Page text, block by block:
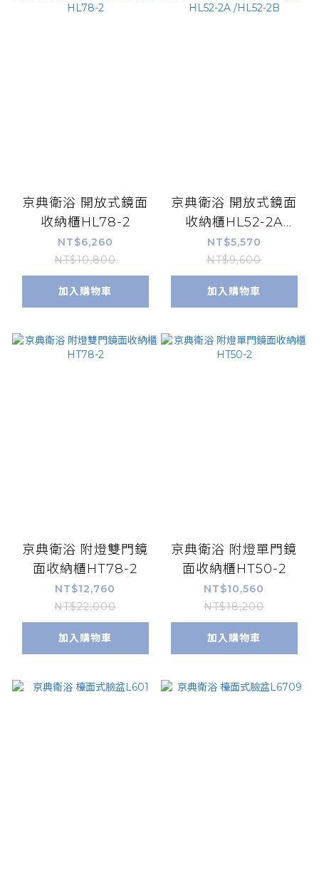
京典衛浴 開放式鏡面
收納櫃HL78-2
NT$6,260
NT$10,800
加入購物車
京典衛浴 開放式鏡面
收納櫃HL52-2A
/HL52-2B
NT$5,570
NT$9,600
加入購物車
京典衛浴 附燈雙門鏡
面收納櫃HT78-2
NT$12,760
NT$22,000
加入購物車
京典衛浴 附燈單門鏡
面收納櫃HT50-2
NT$10,560
NT$18,200
加入購物車